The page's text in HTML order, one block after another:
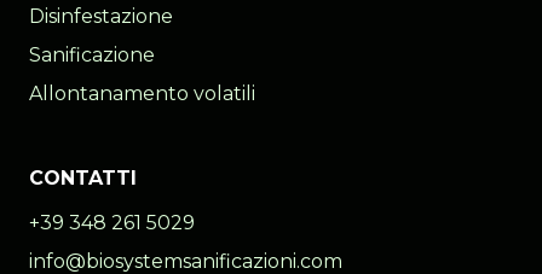
Disinfestazione
Sanificazione
Allontanamento volatili
CONTATTI
+39 348 261 5029
info@biosystemsanificazioni.com